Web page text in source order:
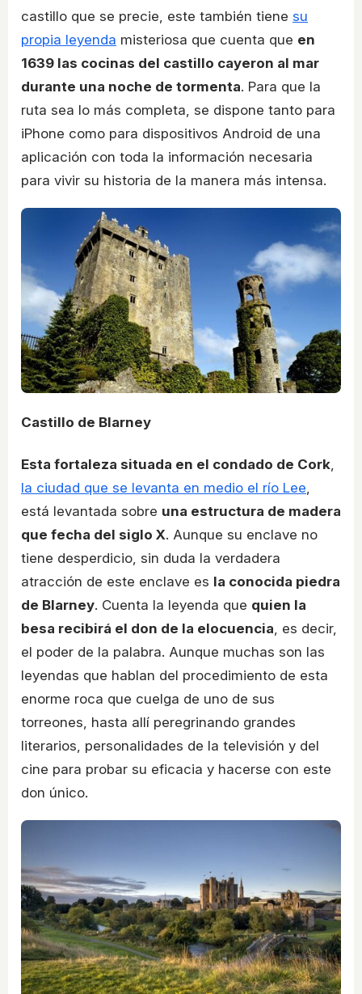
castillo que se precie, este también tiene su
propia leyenda misteriosa que cuenta que en
1639 las cocinas del castillo cayeron al mar
durante una noche de tormenta. Para que la
ruta sea lo más completa, se dispone tanto para
iPhone como para dispositivos Android de una
aplicación con toda la información necesaria
para vivir su historia de la manera más intensa.
Castillo de Blarney
Esta fortaleza situada en el condado de Cork
la ciudad que se levanta en medio el río Lee
está levantada sobre una estructura de madera
que fecha del siglo X. Aunque su enclave no
tiene desperdicio, sin duda la verdadera
atracción de este enclave es la conocida piedra
de Blarney. Cuenta la leyenda que quien la
besa recibirá el don de la elocuencia , es decir,
el poder de la palabra. Aunque muchas son las
leyendas que hablan del procedimiento de esta
enorme roca que cuelga de uno de sus
torreones, hasta allí peregrinando grandes
literarios, personalidades de la televisión y del
cine para probar su eficacia y hacerse con este
don único.